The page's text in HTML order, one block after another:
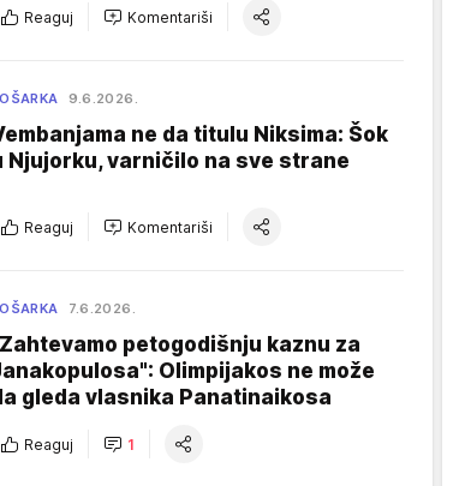
Reaguj Komentariši
9.6.2026.
ne da titulu Niksima: Šok
Njujorku, varničilo na sve strane
Reaguj Komentariši
7.6.2026.
petogodišnju kaznu za
Olimpijakos ne može
gleda vlasnika Panatinaikosa
Reaguj 1